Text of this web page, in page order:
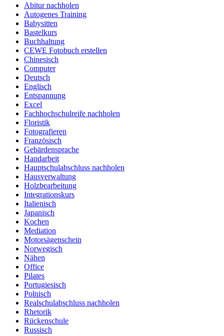
Abitur nachholen
Autogenes Training
Babysitten
Bastelkurs
Buchhaltung
CEWE Fotobuch erstellen
Chinesisch
Computer
Deutsch
Englisch
Entspannung
Excel
Fachhochschulreife nachholen
Floristik
Fotografieren
Französisch
Gebärdensprache
Handarbeit
Hauptschulabschluss nachholen
Hausverwaltung
Holzbearbeitung
Integrationskurs
Italienisch
Japanisch
Kochen
Mediation
Motorsägenschein
Norwegisch
Nähen
Office
Pilates
Portugiesisch
Polnisch
Realschulabschluss nachholen
Rhetorik
Rückenschule
Russisch